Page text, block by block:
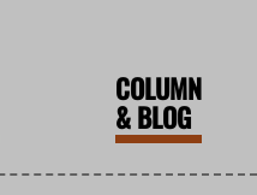
COLUMN
&BLOG